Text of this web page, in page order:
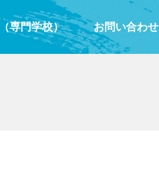
専門学校） お問い合わせ